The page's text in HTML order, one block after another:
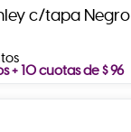
c/tapa Negro
+ 10 cuotas de $ 96